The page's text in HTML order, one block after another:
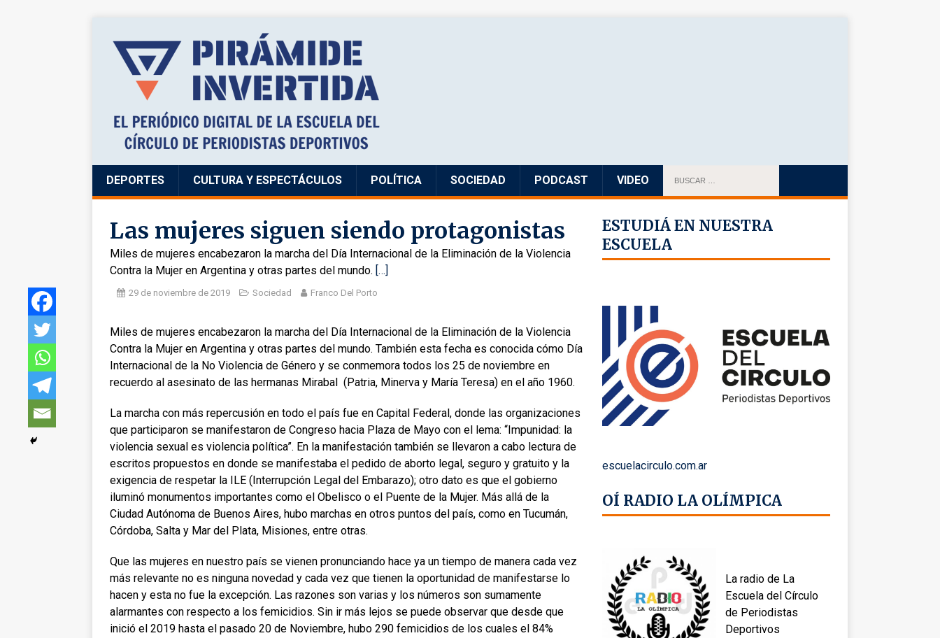
DEPORTES CULTURA Y ESPECTÁCULOS POLÍTICA SOCIEDAD PODCAST VIDEO
Las mujeres siguen siendo protagonistas
Miles de mujeres encabezaron la marcha del Día Internacional de la Eliminación de la Violencia
Contra la Mujer en Argentina y otras partes del mundo. […]
29 de noviembre de 2019 Sociedad Franco Del Porto
Miles de mujeres encabezaron la marcha del Día Internacional de la Eliminación de la Violencia
Contra la Mujer en Argentina y otras partes del mundo. También esta fecha es conocida cómo Día
Internacional de la No Violencia de Género y se conmemora todos los 25 de noviembre en
recuerdo al asesinato de las hermanas Mirabal (Patria, Minerva y María Teresa) en el año 1960.
La marcha con más repercusión en todo el país fue en Capital Federal, donde las organizaciones
que participaron se manifestaron de Congreso hacia Plaza de Mayo con el lema: “Impunidad: la
violencia sexual es violencia política”. En la manifestación también se llevaron a cabo lectura de
escritos propuestos en donde se manifestaba el pedido de aborto legal, seguro y gratuito y la
exigencia de respetar la ILE (Interrupción Legal del Embarazo); otro dato es que el gobierno
iluminó monumentos importantes como el Obelisco o el Puente de la Mujer. Más allá de la
Ciudad Autónoma de Buenos Aires, hubo marchas en otros puntos del país, como en Tucumán,
Córdoba, Salta y Mar del Plata, Misiones, entre otras.
Que las mujeres en nuestro país se vienen pronunciando hace ya un tiempo de manera cada vez
más relevante no es ninguna novedad y cada vez que tienen la oportunidad de manifestarse lo
hacen y esta no fue la excepción. Las razones son varias y los números son sumamente
alarmantes con respecto a los femicidios. Sin ir más lejos se puede observar que desde que
inició el 2019 hasta el pasado 20 de Noviembre, hubo 290 femicidios de los cuales el 84%
ESTUDIÁ EN NUESTRA
ESCUELA
escuelacirculo.com.ar
OÍ RADIO LA OLÍMPICA
La radio de La
Escuela del Círculo
de Periodistas
Deportivos